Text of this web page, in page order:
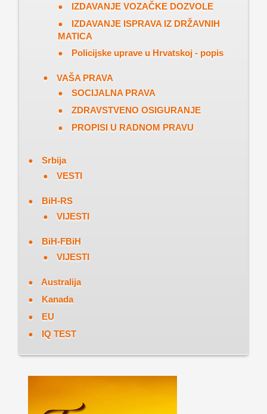
IZDAVANJE VOZAČKE DOZVOLE
IZDAVANJE ISPRAVA IZ DRŽAVNIH
MATICA
Policijske uprave u Hrvatskoj - popis
VAŠA PRAVA
SOCIJALNA PRAVA
ZDRAVSTVENO OSIGURANJE
PROPISI U RADNOM PRAVU
Srbija
VESTI
BiH-RS
VIJESTI
BiH-FBiH
VIJESTI
Australija
Kanada
EU
IQ TEST